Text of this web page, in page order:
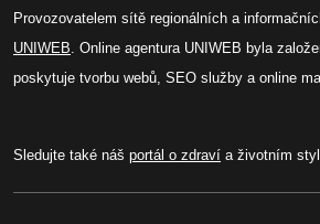
Provozovatelem sítě regionálních a
UNIWEB. Online agentura UNIWEB byla
poskytuje tvorbu webů, SEO služby a online
Sledujte také náš portál o zdraví a životním